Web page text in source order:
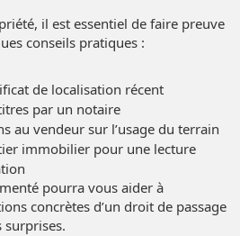
il est essentiel de faire preuve
conseils pratiques :
de localisation récent
par un notaire
au vendeur sur l’usage du terrain
immobilier pour une lecture
pourra vous aider à
concrètes d’un droit de passage
surprises.